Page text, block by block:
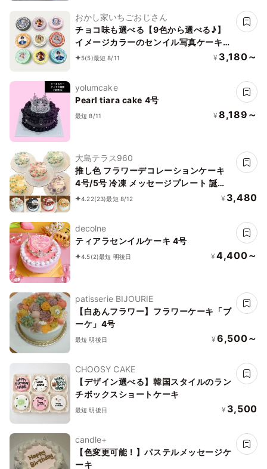
おかし家いちごおじさん
チョコ味も選べる【9色から選べる♪】
イメージカラーのセンイル写真ケーキ
ライン 3号 1～2名様向け
5(5)最短 8/11 ¥ 3,180～
yolumcake
Pearl tiara cake 4号
最短 8/11 ¥ 8,189～
大島テラス960
推し色 フラワーデコレーションケーキ
4号/5号 冷凍 メッセージプレート 誕生
日 母の日 アイドル サイズはオプション
4.22(23)最短 8/12 ¥ 3,480
decolne
ティアラセンイルケーキ 4号
4.5(2)最短 明後日 ¥ 4,400～
patisserie BIJOURIE
【白あんフラワー】フラワーケーキ「ブ
ーケ」4号
最短 明後日 ¥ 6,500～
CHOOSY CAKE
【デザイン選べる】韓国スタイルのラン
チボックスショートケーキ
最短 明後日 ¥ 3,500
candle+
【色変更可能！】パステルメッセージケ
ーキ